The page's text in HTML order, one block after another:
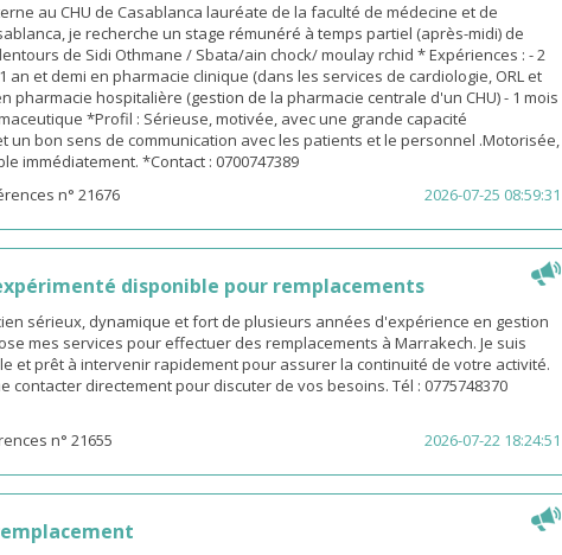
au CHU de Casablanca lauréate de la faculté de médecine et de
je recherche un stage rémunéré à temps partiel (après-midi) de
de Sidi Othmane / Sbata/ain chock/ moulay rchid * Expériences : - 2
an et demi en pharmacie clinique (dans les services de cardiologie, ORL et
pharmacie hospitalière (gestion de la pharmacie centrale d'un CHU) - 1 mois
*Profil : Sérieuse, motivée, avec une grande capacité
un bon sens de communication avec les patients et le personnel .Motorisée,
immédiatement. *Contact : 0700747389
n° 21676 2026-07-25 08:59:31
disponible pour remplacements
sérieux, dynamique et fort de plusieurs années d'expérience en gestion
mes services pour effectuer des remplacements à Marrakech. Je suis
et prêt à intervenir rapidement pour assurer la continuité de votre activité.
contacter directement pour discuter de vos besoins. Tél : 0775748370
n° 21655 2026-07-22 18:24:51